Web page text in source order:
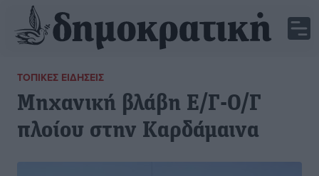
ΤΟΠΙΚΈΣ ΕΙΔΉΣΕΙΣ
Μηχανική βλάβη Ε/Γ-Ο/Γ
πλοίου στην Καρδάμαινα